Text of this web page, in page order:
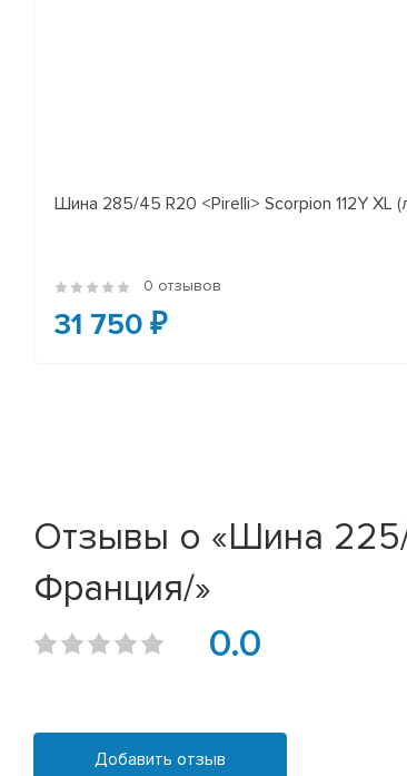
Шина 285/45 R20 <Pirelli> Scorpion 112Y XL
0 отзывов
31 750 ₽
Отзывы о «Шина 225/
Франция/»
0.0
Добавить отзыв